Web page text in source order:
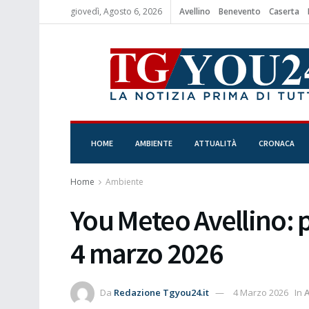
giovedì, Agosto 6, 2026 Avellino Benevento Caserta
HOME AMBIENTE ATTUALITÀ CRONACA
Home Ambiente
You Meteo
4 marzo 2026
Da Redazione Tgyou24.it 4 Marzo 2026 In